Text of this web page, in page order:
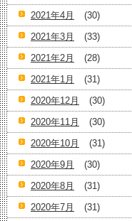
2021年4月
(30)
2021年3月
(33)
2021年2月
(28)
2021年1月
(31)
2020年12月
(30)
2020年11月
(30)
2020年10月
(31)
2020年9月
(30)
2020年8月
(31)
2020年7月
(31)